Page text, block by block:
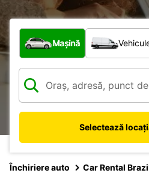
Ce tip de vehicul?
Mașină
Selectează
Închiriere auto Car Rental